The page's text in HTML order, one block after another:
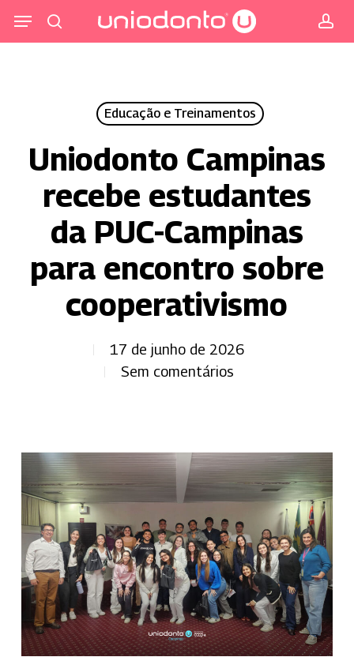
para
Menu
Educação e Treinamentos
Uniodonto Campinas
recebe estudantes
da PUC-Campinas
para encontro sobre
cooperativismo
17 de junho de 2026
Sem comentários